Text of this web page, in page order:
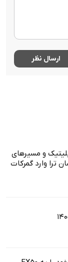
و مسیرهای
ترا وارد گمرکات